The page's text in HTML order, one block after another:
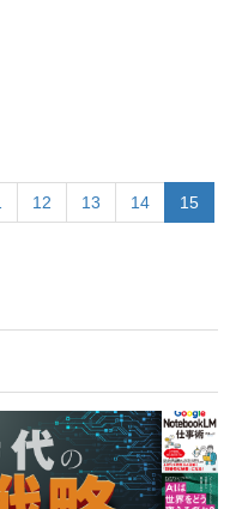
12 13 14 15